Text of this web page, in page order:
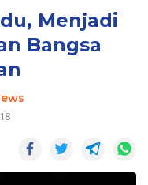
Menjadi
Bangsa